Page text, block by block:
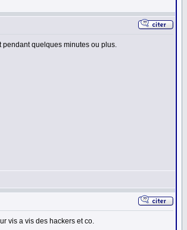
pendant quelques minutes ou plus.
vis a vis des hackers et co.